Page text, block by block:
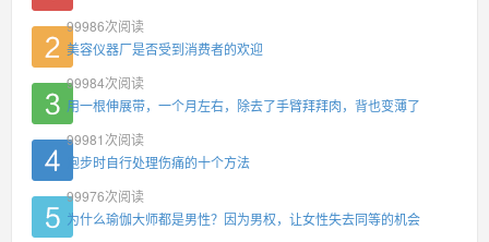
99986次阅读
美容仪器厂是否受到消费者的欢迎
99984次阅读
用一根伸展带，一个月左右，除去了手臂拜拜肉，背也变薄了
99981 次阅读
跑步时自行处理伤痛的十个方法
99976次阅读
为什么瑜伽大师都是男性？因为男权，让女性失去同等的机会